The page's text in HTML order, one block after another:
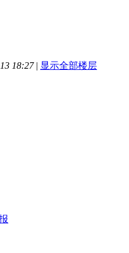
18:27 | 显示全部楼层